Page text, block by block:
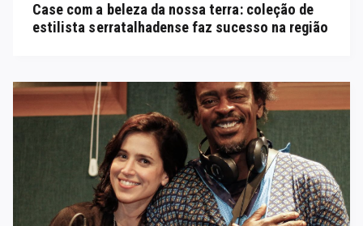
Case com a beleza da nossa terra: coleção de
estilista serratalhadense faz sucesso na região